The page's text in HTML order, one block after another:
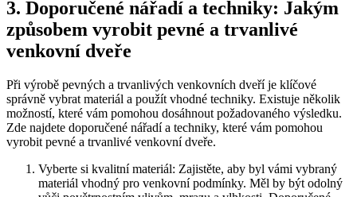
3. Doporučené nářadí a techniky: Jakým
způsobem vyrobit pevné a trvanlivé
venkovní dveře
Při výrobě pevných a trvanlivých venkovních dveří je klíčové
správně vybrat materiál a použít vhodné techniky. Existuje několik
možností, které vám pomohou dosáhnout požadovaného výsledku.
Zde najdete doporučené nářadí a techniky, které vám pomohou
vyrobit pevné a trvanlivé venkovní dveře.
Vyberte si kvalitní materiál: Zajistěte, aby byl vámi vybraný
materiál vhodný pro venkovní podmínky. Měl by být odolný